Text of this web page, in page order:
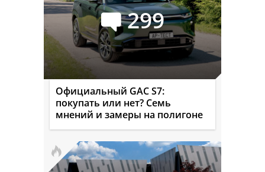
299
Официальный GAC S7:
покупать или нет? Семь
мнений и замеры на полигоне